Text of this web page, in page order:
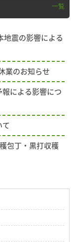
一覧
地震の影響による
業のお知らせ
による影響につ
て
包丁・黒打収穫